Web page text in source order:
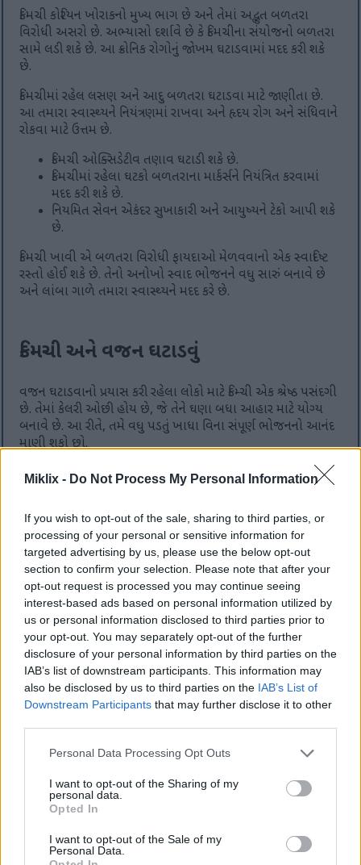
Miklix - Do Not Process My Personal Information
If you wish to opt-out of the sale, sharing to third parties, or
processing of your personal or sensitive information for
targeted advertising by us, please use the below opt-out
section to confirm your selection. Please note that after your
opt-out request is processed you may continue seeing
interest-based ads based on personal information utilized by
us or personal information disclosed to third parties prior to
your opt-out. You may separately opt-out of the further
disclosure of your personal information by third parties on the
IAB’s list of downstream participants. This information may
also be disclosed by us to third parties on the IAB’s List of
Downstream Participants that may further disclose it to other
Please note that this website/app uses one or more Google
not limited to your visit or usage behaviour. You may click to
grant or deny consent to Google and its third-party tags to
use your data for below specified purposes in below Google
consent section.
Personal Data Processing Opt Outs
I want to opt-out of the Sharing of my
personal data.
Opted In
I want to opt-out of the Sale of my
Personal Data.
કિમચી કોરિયન ખોરાકનો મુખ્ય ભાગ છે અને તેમાં અદ્ભુત બળતરા
વિરોધી અસરો છે. અભ્યાસો દર્શાવે છે કે કિમચીના સંયોજનો બળતરા
સામે લડી શકે છે. આ ક્રોનિક રોગોનું જોખમ ઘટાડવામાં મદદ કરી શકે
છે.
કિમચીમાં રહેલ લસણ અને આદુ બળતરા ઘટાડવા માટે જાણીતા છે.
આ તમારા સ્વાસ્થ્યને નિયંત્રણમાં રાખવા અને હૃદય રોગ અને સંધિવાને
રોકવા માટે ઉત્તમ છે.
કિમચી ઓક્સિડેટીવ તણાવ ઘટાડી શકે છે.
કિમચીમાં રહેલા ઘટકો બળતરાના માર્કર્સને નિયંત્રિત કરવામાં
મદદ કરી શકે છે.
નિયમિત સેવન એકંદર સુખાકારી અને આયુષ્યને ટેકો આપી શકે
છે.
કિમચી ખાવી એ બળતરા વિરોધી ફાયદાઓ મેળવવાનો એક સ્વાદિષ્ટ
રસ્તો હોઈ શકે છે. તેનો અનોખો સ્વાદ ભોજનને વધુ સારું બનાવે છે
અને લાંબા ગાળે તમારા સ્વાસ્થ્યને મદદ કરે છે.
કિમચી અને વજન ઘટાડવું
વજન ઘટાડવાનો પ્રયાસ કરી રહેલા લોકો માટે કિમ્ચી એક શ્રેષ્ઠ પસંદગી
છે. તેમાં કેલરી ઓછી હોય છે, જે તેને ઘણા બધા આહાર માટે યોગ્ય
બનાવે છે. આ રીતે, તમે વધુ પડતું ખાધા વિના સંપૂર્ણ ભોજનનો આનંદ
માણી શકો છો.
કિમ્ચીમાં ફાઇબર પણ વધુ હોય છે. આનાથી તમને લાંબા સમય સુધી
પેટ ભરેલું રહેવાનો અનુભવ થાય છે. તમે કેટલું ખાઓ છો અને નાસ્તો
અભ્યાસો દર્શાવે છે કે કિમચી વજન નિયંત્રણમાં મદદ કરી શકે છે. તેને
નિયમિતપણે ખાવાથી તમારું વજન અને શરીરની ચરબી ઘટાડવામાં
મદદ મળી શકે છે. તે તમારા બ્લડ સુગર લેવલને પણ ઘટાડી શકે છે,
જેનાથી વજન નિયંત્રણમાં મદદ મળે છે.
તમારા ભોજનમાં કિમચી ઉમેરવાથી તેનો સ્વાદ વધુ સારો બને છે. તે
વધારાની કેલરી વિના મહત્વપૂર્ણ પોષક તત્વો પણ ઉમેરે છે. આ તે
લોકો માટે સારો વિકલ્પ બનાવે છે જેઓ ઓછું ખાવા માંગે છે પણ
સ્વસ્થ રહેવા માંગે છે.
કિમચી સાથે હૃદયના સ્વાસ્થ્યને ટેકો આપવો
ભોજનમાં એક સ્વાદિષ્ટ ઉમેરો છે. નિયમિતપણે કિમચી ખાવાથી તમારા
કોલેસ્ટ્રોલનું સ્તર નિયંત્રણમાં રાખવામાં મદદ મળી શકે છે.
અભ્યાસો દર્શાવે છે કે કિમચીમાં આથોવાળા શાકભાજી અને
મસાલાઓનું મિશ્રણ તમારા હૃદય માટે સારું છે. તેમાં બળતરા વિરોધી